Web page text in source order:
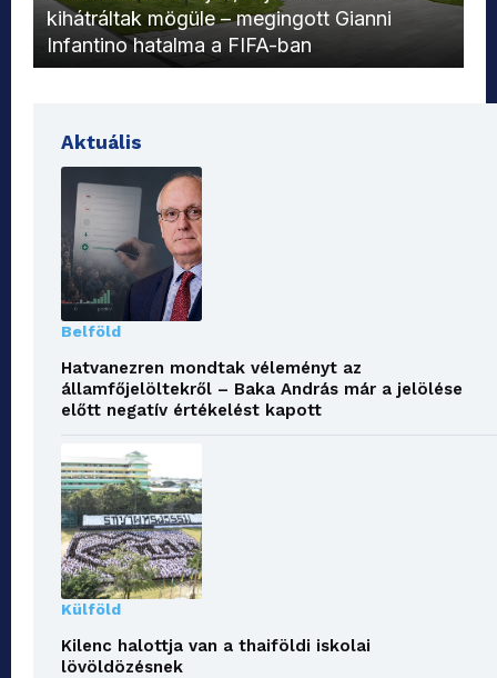
kihátráltak mögüle – megingott Gianni
Infantino hatalma a FIFA-ban
Aktuális
Belföld
Hatvanezren mondtak véleményt az
államfőjelöltekről – Baka András már a jelölése
előtt negatív értékelést kapott
Külföld
Kilenc halottja van a thaiföldi iskolai
lövöldözésnek